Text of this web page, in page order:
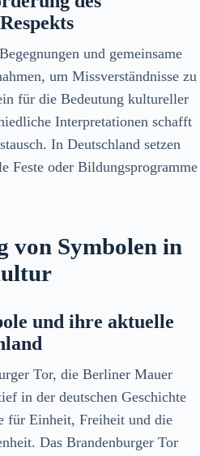
und gemeinsame
um Missverständnisse zu
für die Bedeutung kultureller
Interpretationen schafft
In Deutschland setzen
Feste oder Bildungsprogramme
von Symbolen in
und ihre aktuelle
Tor, die Berliner Mauer
in der deutschen Geschichte
für Einheit, Freiheit und die
Das Brandenburger Tor